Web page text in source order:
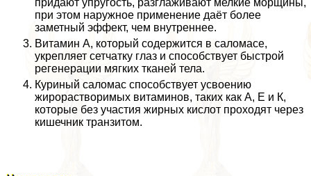
придают упругость, разглаживают мелкие морщины,
при этом наружное применение даёт более
заметный эффект, чем внутреннее.
Витамин А, который содержится в саломасе,
укрепляет сетчатку глаз и способствует быстрой
регенерации мягких тканей тела.
Куриный саломас способствует усвоению
жирорастворимых витаминов, таких как А, Е и К,
которые без участия жирных кислот проходят через
кишечник транзитом.